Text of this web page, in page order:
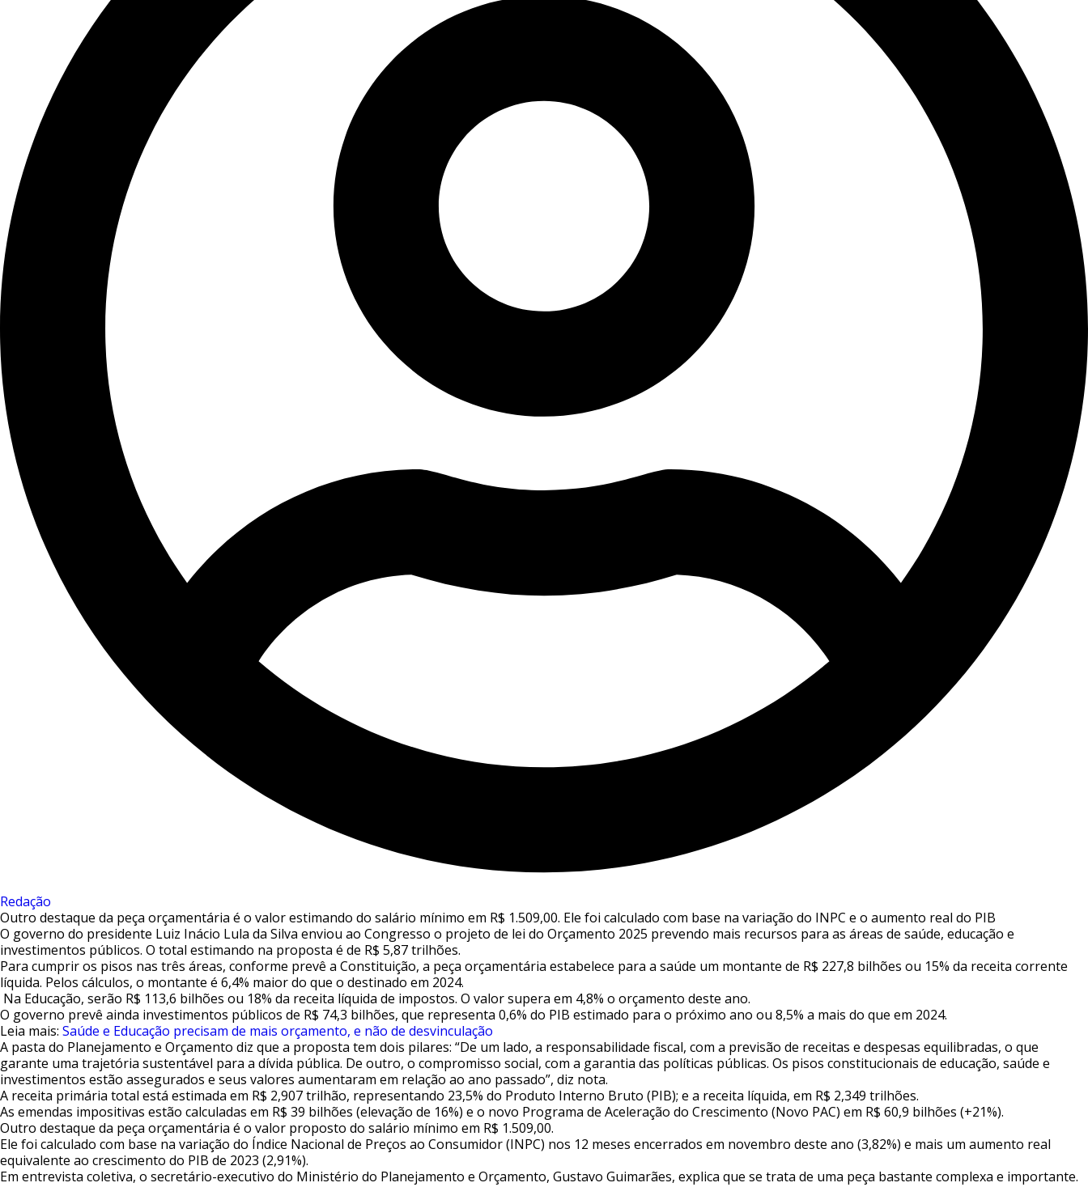
Redação
Outro destaque da peça orçamentária é o valor estimando do salário mínimo em R$ 1.509,00. Ele foi calculado com base na variação do INPC e o aumento real do PIB
O governo do presidente Luiz Inácio Lula da Silva enviou ao Congresso o projeto de lei do Orçamento 2025 prevendo mais recursos para as áreas de saúde, educação e
investimentos públicos. O total estimando na proposta é de R$ 5,87 trilhões.
Para cumprir os pisos nas três áreas, conforme prevê a Constituição, a peça orçamentária estabelece para a saúde um montante de R$ 227,8 bilhões ou 15% da receita corrente
líquida. Pelos cálculos, o montante é 6,4% maior do que o destinado em 2024.
Na Educação, serão R$ 113,6 bilhões ou 18% da receita líquida de impostos. O valor supera em 4,8% o orçamento deste ano.
O governo prevê ainda investimentos públicos de R$ 74,3 bilhões, que representa 0,6% do PIB estimado para o próximo ano ou 8,5% a mais do que em 2024.
Leia mais: Saúde e Educação precisam de mais orçamento, e não de desvinculação
A pasta do Planejamento e Orçamento diz que a proposta tem dois pilares: “De um lado, a responsabilidade fiscal, com a previsão de receitas e despesas equilibradas, o que
garante uma trajetória sustentável para a dívida pública. De outro, o compromisso social, com a garantia das políticas públicas. Os pisos constitucionais de educação, saúde e
investimentos estão assegurados e seus valores aumentaram em relação ao ano passado”, diz nota.
A receita primária total está estimada em R$ 2,907 trilhão, representando 23,5% do Produto Interno Bruto (PIB); e a receita líquida, em R$ 2,349 trilhões.
As emendas impositivas estão calculadas em R$ 39 bilhões (elevação de 16%) e o novo Programa de Aceleração do Crescimento (Novo PAC) em R$ 60,9 bilhões (+21%).
Outro destaque da peça orçamentária é o valor proposto do salário mínimo em R$ 1.509,00.
Ele foi calculado com base na variação do Índice Nacional de Preços ao Consumidor (INPC) nos 12 meses encerrados em novembro deste ano (3,82%) e mais um aumento real
equivalente ao crescimento do PIB de 2023 (2,91%).
Em entrevista coletiva, o secretário-executivo do Ministério do Planejamento e Orçamento, Gustavo Guimarães, explica que se trata de uma peça bastante complexa e importante.